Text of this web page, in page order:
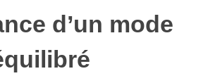
d’un mode